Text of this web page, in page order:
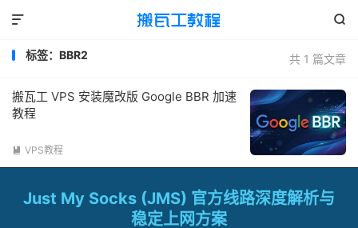


共 1 篇文章
标签：BBR2
搬瓦工 VPS 安装魔改版 Google BBR 加速
教程
 VPS教程
Just My Socks (JMS) 官方线路深度解析与
稳定上网方案